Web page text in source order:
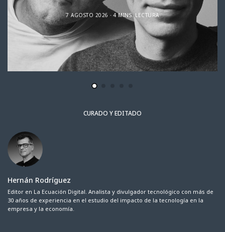
7 AGOSTO 2026 4 MINS. LECTURA
CURADO Y EDITADO
Hernán Rodríguez
Editor en La Ecuación Digital. Analista y divulgador tecnológico con más de
30 años de experiencia en el estudio del impacto de la tecnología en la
empresa y la economía.